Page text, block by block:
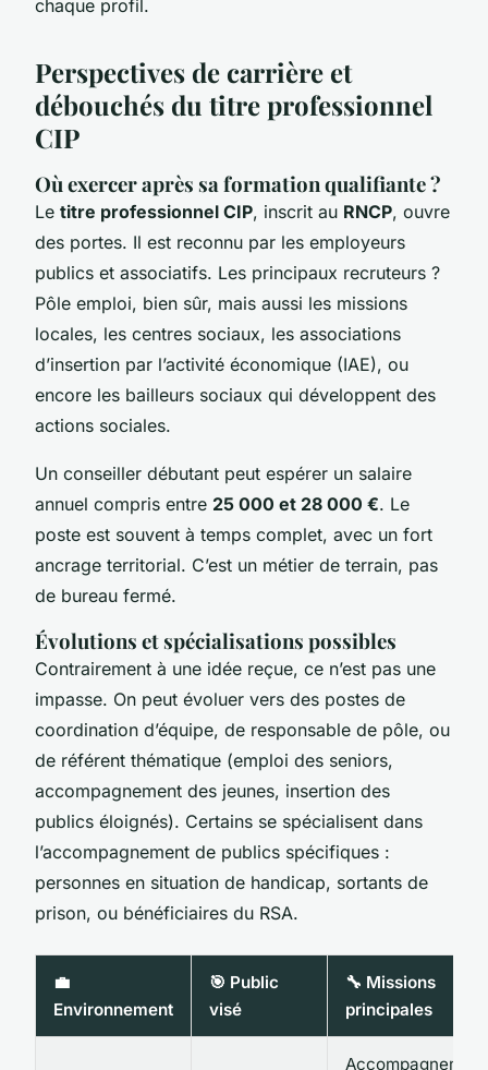
chaque profil.
Perspectives de carrière et
débouchés du titre professionnel
CIP
Où exercer après sa formation qualifiante ?
Le titre professionnel CIP, inscrit au RNCP, ouvre
des portes. Il est reconnu par les employeurs
publics et associatifs. Les principaux recruteurs ?
Pôle emploi, bien sûr, mais aussi les missions
locales, les centres sociaux, les associations
d’insertion par l’activité économique (IAE), ou
encore les bailleurs sociaux qui développent des
actions sociales.
Un conseiller débutant peut espérer un salaire
annuel compris entre 25 000 et 28 000 €. Le
poste est souvent à temps complet, avec un fort
ancrage territorial. C’est un métier de terrain, pas
de bureau fermé.
Évolutions et spécialisations possibles
Contrairement à une idée reçue, ce n’est pas une
impasse. On peut évoluer vers des postes de
coordination d’équipe, de responsable de pôle, ou
de référent thématique (emploi des seniors,
accompagnement des jeunes, insertion des
publics éloignés). Certains se spécialisent dans
l’accompagnement de publics spécifiques :
personnes en situation de handicap, sortants de
prison, ou bénéficiaires du RSA.
💼
Environnement
🎯 Public
visé
🔧 Missions
principales
Accompagnement